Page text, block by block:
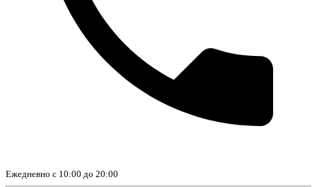
Ежедневно с 10:00 до 20:00